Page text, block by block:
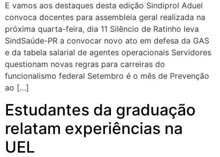
E vamos aos destaques desta edição Sindiprol Aduel
convoca docentes para assembleia geral realizada na
próxima quarta-feira, dia 11 Silêncio de Ratinho leva
SindSaúde-PR a convocar novo ato em defesa da GAS
e da tabela salarial de agentes operacionais Servidores
questionam novas regras para carreiras do
funcionalismo federal Setembro é o mês de Prevenção
ao […]
Estudantes da graduação
relatam experiências na
UEL